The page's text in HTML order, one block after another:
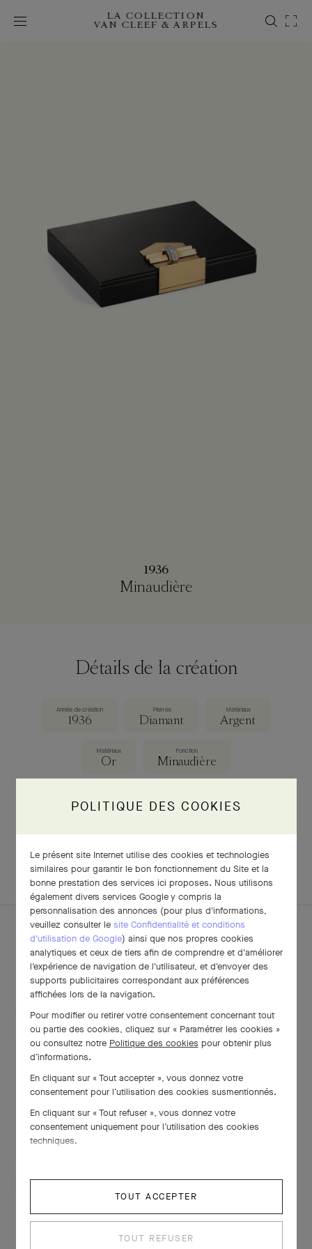
LA COLLECTION
VAN CLEEF & ARPELS
1936
Minaudière
Détails de la création
Année de création
1936
Pierres
Diamant
Matériaux
Argent
Matériaux
Or
Fonction
Minaudière
120 × 152 × 28 mm
TÉLÉCHARGER LA FICHE
POUR APPROFONDIR
Fiche technique
TÉLÉCHARGER
POLITIQUE DES COOKIES
Le présent site Internet utilise des cookies et technologies
similaires pour garantir le bon fonctionnement du Site et la
bonne prestation des services ici proposes. Nous utilisons
également divers services Google y compris la
personnalisation des annonces (pour plus d'informations,
veuillez consulter le site Confidentialité et conditions
d'utilisation de Google) ainsi que nos propres cookies
analytiques et ceux de tiers afin de comprendre et d'améliorer
l'expérience de navigation de l'utilisateur, et d'envoyer des
supports publicitaires correspondant aux préférences
affichées lors de la navigation.
Pour modifier ou retirer votre consentement concernant tout
ou partie des cookies, cliquez sur « Paramétrer les cookies »
ou consultez notre Politique des cookies pour obtenir plus
d’informations.
En cliquant sur « Tout accepter », vous donnez votre
consentement pour l’utilisation des cookies susmentionnés.
En cliquant sur « Tout refuser », vous donnez votre
consentement uniquement pour l’utilisation des cookies
techniques.
TOUT ACCEPTER
TOUT REFUSER